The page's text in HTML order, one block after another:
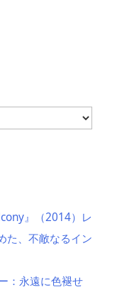
』（2014）レ
た、不敵なるイン
：永遠に色褪せ